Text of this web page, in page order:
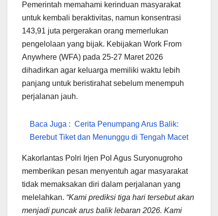
Pemerintah memahami kerinduan masyarakat
untuk kembali beraktivitas, namun konsentrasi
143,91 juta pergerakan orang memerlukan
pengelolaan yang bijak. Kebijakan Work From
Anywhere (WFA) pada 25-27 Maret 2026
dihadirkan agar keluarga memiliki waktu lebih
panjang untuk beristirahat sebelum menempuh
perjalanan jauh.
Baca Juga : Cerita Penumpang Arus Balik:
Berebut Tiket dan Menunggu di Tengah Macet
Kakorlantas Polri Irjen Pol Agus Suryonugroho
memberikan pesan menyentuh agar masyarakat
tidak memaksakan diri dalam perjalanan yang
melelahkan. “Kami prediksi tiga hari tersebut akan
menjadi puncak arus balik lebaran 2026. Kami